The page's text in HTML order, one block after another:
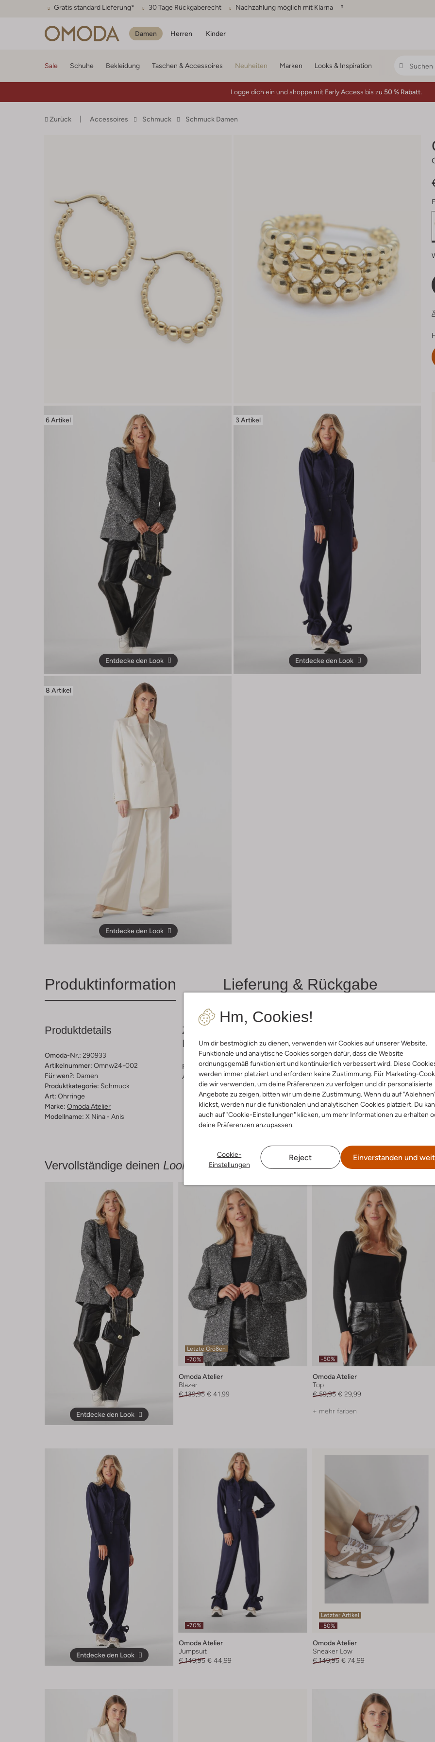
Gratis standard Lieferung* 30 Tage Rückgaberecht Nachzahlung möglich mit Klarna
Damen Herren Kinder
Hm, Cookies!
Um dir bestmöglich zu dienen, verwenden wir Cookies auf unserer Website.
Funktionale und analytische Cookies sorgen dafür, dass die Website
ordnungsgemäß funktioniert und kontinuierlich verbessert wird. Diese
werden immer platziert und erfordern keine Zustimmung. Für Marketing-
die wir verwenden, um deine Präferenzen zu verfolgen und dir personalisierte
Angebote zu zeigen, bitten wir um deine Zustimmung. Wenn du auf
klickst, werden nur die funktionalen und analytischen Cookies platziert. Du
auch auf "Cookie-Einstellungen" klicken, um mehr Informationen zu erhalten
deine Präferenzen anzupassen.
Cookie-
Einstellungen
Reject Einverstanden und
Sale Schuhe Bekleidung Taschen & Accessoires Neuheiten Marken Looks & Inspiration
Logge dich ein und shoppe mit Early Access bis zu 50 % Rabatt.
Zurück Accessoires Schmuck Schmuck Damen
6 Artikel
Entdecke den Look
3 Artikel
Entdecke den Look
8 Artikel
Entdecke den Look
Produktinformation Lieferung & Rückgabe
Produktdetails
Omoda-Nr.: 290933
Artikelnummer: Omnw24-002
Für wen?: Damen
Produktkategorie: Schmuck
Art: Ohrringe
Marke: Omoda Atelier
Modellname: X Nina - Anis
Zusammensetzung &
Passform
Farbe : Goldfarbig
Außenmaterial: Edelstahl
Vervollständige deinen Look
Entdecke den Look
Letzte Größen
-70%
Omoda Atelier
Blazer
€ 139,95 € 41,99
-50%
Omoda Atelier
Top
€ 59,95 € 29,99
+ mehr farben
Entdecke den Look
-70%
Omoda Atelier
Jumpsuit
€ 149,95 € 44,99
Letzter Artikel
-50%
Omoda Atelier
Sneaker Low
€ 149,95 € 74,99